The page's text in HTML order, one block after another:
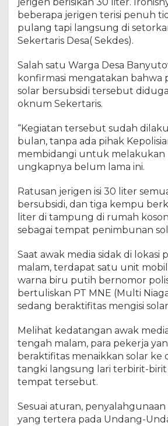
beberapa jerigen terisi penuh
pulang tapi langsung di
Sekertaris Desa( Sekdes).
Salah satu Warga Desa
konfirmasi mengatakan bahwa
solar bersubsidi tersebut
oknum Sekertaris.
“Kegiatan tersebut sudah
bulan, tanpa ada pihak
membidangi untuk melakukan
ungkapnya belum lama ini.
Ratusan jerigen isi 30 liter
bersubsidi, dan tiga kempu
liter di tampung di rumah
sebagai tempat penimbunan
Saat awak media sidak di lokasi
malam, terdapat satu unit
warna biru putih bernomor
bertuliskan PT MNE (Multi
sedang beraktifitas mengisi
Melihat kedatangan awak
tengah malam, para pekerja
beraktifitas menaikkan solar ke
tangki langsung lari terbirit-
tempat tersebut.
Sesuai aturan, penyalahgunaan
yang tertera pada Undang-